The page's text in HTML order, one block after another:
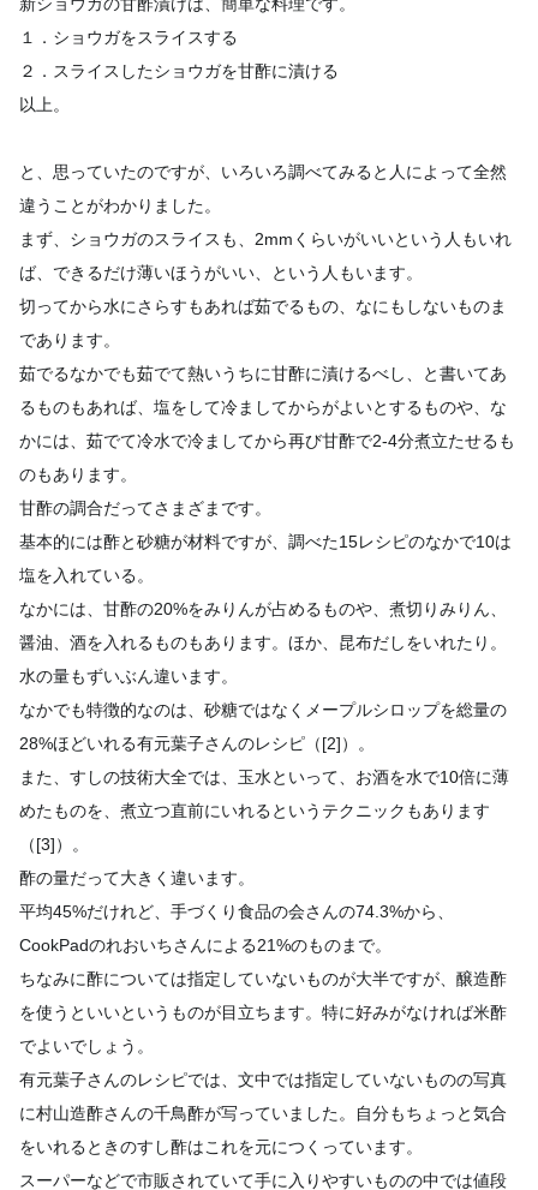
新ショウガの甘酢漬けは、簡単な料理です。
１．ショウガをスライスする
２．スライスしたショウガを甘酢に漬ける
以上。
と、思っていたのですが、いろいろ調べてみると人によって全然
違うことがわかりました。
まず、ショウガのスライスも、2mmくらいがいいという人もいれ
ば、できるだけ薄いほうがいい、という人もいます。
切ってから水にさらすもあれば茹でるもの、なにもしないものま
であります。
茹でるなかでも茹でて熱いうちに甘酢に漬けるべし、と書いてあ
るものもあれば、塩をして冷ましてからがよいとするものや、な
かには、茹でて冷水で冷ましてから再び甘酢で2-4分煮立たせるも
のもあります。
甘酢の調合だってさまざまです。
基本的には酢と砂糖が材料ですが、調べた15レシピのなかで10は
塩を入れている。
なかには、甘酢の20%をみりんが占めるものや、煮切りみりん、
醤油、酒を入れるものもあります。ほか、昆布だしをいれたり。
水の量もずいぶん違います。
なかでも特徴的なのは、砂糖ではなくメープルシロップを総量の
28%ほどいれる有元葉子さんのレシピ（[2]）。
また、すしの技術大全では、玉水といって、お酒を水で10倍に薄
めたものを、煮立つ直前にいれるというテクニックもあります
（[3]）。
酢の量だって大きく違います。
平均45%だけれど、手づくり食品の会さんの74.3%から、
CookPadのれおいちさんによる21%のものまで。
ちなみに酢については指定していないものが大半ですが、醸造酢
を使うといいというものが目立ちます。特に好みがなければ米酢
でよいでしょう。
有元葉子さんのレシピでは、文中では指定していないものの写真
に村山造酢さんの千鳥酢が写っていました。自分もちょっと気合
をいれるときのすし酢はこれを元につくっています。
スーパーなどで市販されていて手に入りやすいものの中では値段